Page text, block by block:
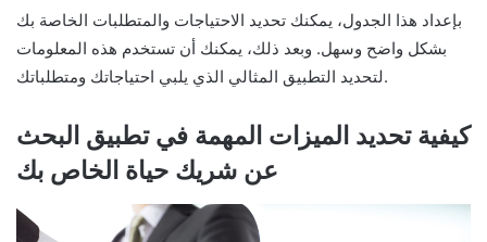
بإعداد هذا الجدول، يمكنك تحديد الاحتياجات والمتطلبات الخاصة بك
بشكل واضح وسهل. وبعد ذلك، يمكنك أن تستخدم هذه المعلومات
لتحديد التطبيق المثالي الذي يلبي احتياجاتك ومتطلباتك.
كيفية تحديد الميزات المهمة في تطبيق البحث
عن شريك حياة الخاص بك